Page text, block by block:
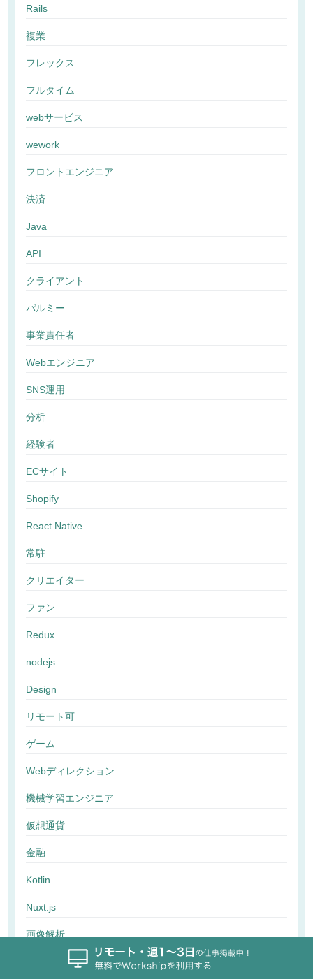
Rails
複業
フレックス
フルタイム
webサービス
wework
フロントエンジニア
決済
Java
API
クライアント
パルミー
事業責任者
Webエンジニア
SNS運用
分析
経験者
ECサイト
Shopify
React Native
常駐
クリエイター
ファン
Redux
nodejs
Design
リモート可
ゲーム
Webディレクション
機械学習エンジニア
仮想通貨
金融
Kotlin
Nuxt.js
画像解析